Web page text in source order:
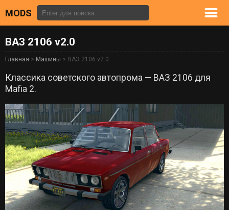
MODS
ВАЗ 2106 v2.0
Главная > Машины > ВАЗ 2106 v2.0
Классика советского автопрома — ВАЗ 2106 для
Mafia 2.